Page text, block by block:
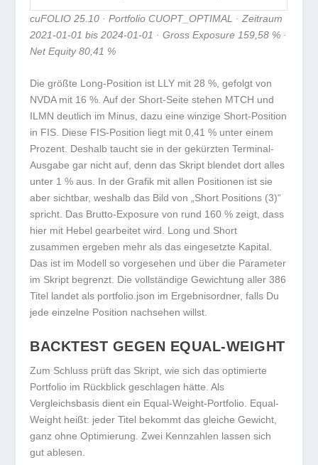
cuFOLIO 25.10 · Portfolio CUOPT_OPTIMAL · Zeitraum
2021-01-01 bis 2024-01-01 · Gross Exposure 159,58 % ·
Net Equity 80,41 %
Die größte Long-Position ist LLY mit 28 %, gefolgt von
NVDA mit 16 %. Auf der Short-Seite stehen MTCH und
ILMN deutlich im Minus, dazu eine winzige Short-Position
in FIS. Diese FIS-Position liegt mit 0,41 % unter einem
Prozent. Deshalb taucht sie in der gekürzten Terminal-
Ausgabe gar nicht auf, denn das Skript blendet dort alles
unter 1 % aus. In der Grafik mit allen Positionen ist sie
aber sichtbar, weshalb das Bild von „Short Positions (3)“
spricht. Das Brutto-Exposure von rund 160 % zeigt, dass
hier mit Hebel gearbeitet wird. Long und Short
zusammen ergeben mehr als das eingesetzte Kapital.
Das ist im Modell so vorgesehen und über die Parameter
im Skript begrenzt. Die vollständige Gewichtung aller 386
Titel landet als portfolio.json im Ergebnisordner, falls Du
jede einzelne Position nachsehen willst.
BACKTEST GEGEN EQUAL-WEIGHT
Zum Schluss prüft das Skript, wie sich das optimierte
Portfolio im Rückblick geschlagen hätte. Als
Vergleichsbasis dient ein Equal-Weight-Portfolio. Equal-
Weight heißt: jeder Titel bekommt das gleiche Gewicht,
ganz ohne Optimierung. Zwei Kennzahlen lassen sich
gut ablesen.